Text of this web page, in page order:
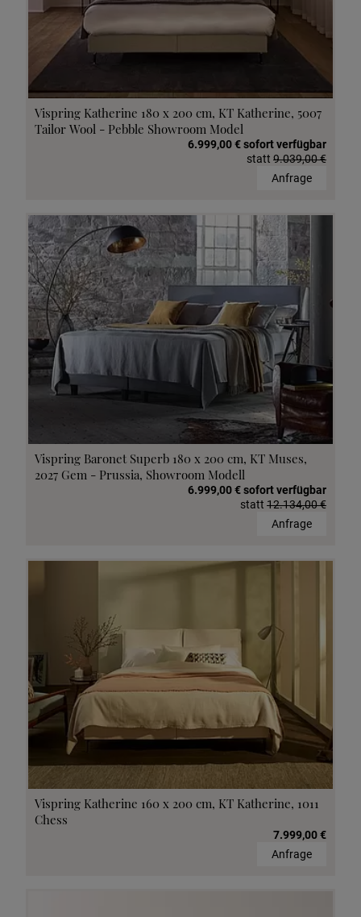
Vispring Katherine 180 x 200 cm, KT Katherine, 5007
Tailor Wool - Pebble Showroom Model
6.999,00 € sofort verfügbar
statt 9.039,00 €
Anfrage
Vispring Baronet Superb 180 x 200 cm, KT Muses,
2027 Gem - Prussia, Showroom Modell
6.999,00 € sofort verfügbar
statt 12.134,00 €
Anfrage
Vispring Katherine 160 x 200 cm, KT Katherine, 1011
Chess
7.999,00 €
Anfrage